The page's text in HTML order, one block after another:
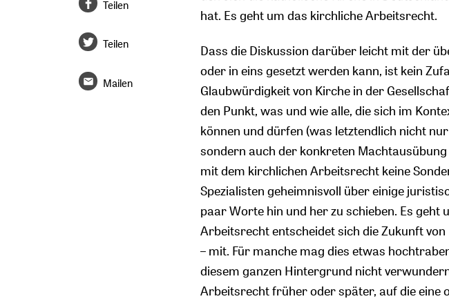
hat. Es geht um das kirchliche Arbeitsrecht.
Dass die Diskussion darüber leicht mit der
oder in eins gesetzt werden kann, ist kein
Glaubwürdigkeit von Kirche in der
den Punkt, was und wie alle, die sich im
können und dürfen (was letztendlich nicht
sondern auch der konkreten
mit dem kirchlichen Arbeitsrecht keine
Spezialisten geheimnisvoll über einige
paar Worte hin und her zu schieben. Es geht
Arbeitsrecht entscheidet sich die Zukunft
– mit. Für manche mag dies etwas
diesem ganzen Hintergrund nicht
Arbeitsrecht früher oder später, auf die eine
Teilen
Teilen
Mailen